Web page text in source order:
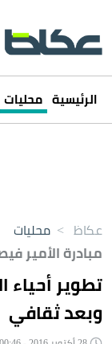
الرئيسية محليات
عكاظ > محليات
مبادرة الأمير
تطوير
وبعد ثقافي